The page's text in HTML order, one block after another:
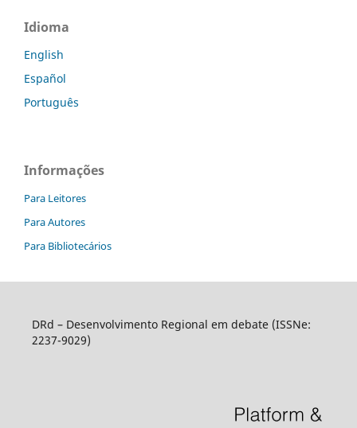
Idioma
English
Español
Português
Informações
Para Leitores
Para Autores
Para Bibliotecários
DRd – Desenvolvimento Regional em debate (ISSNe:
2237-9029)